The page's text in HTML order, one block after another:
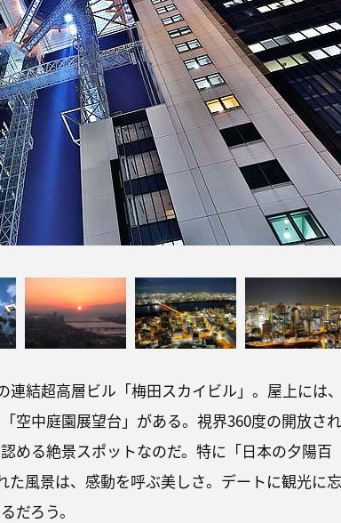
結超高層ビル「梅田スカイビル」。屋上には、
空中庭園展望台」がある。視界360度の開放され
める絶景スポットなのだ。特に「日本の夕陽百
た風景は、感動を呼ぶ美しさ。デートに観光に忘
だろう。